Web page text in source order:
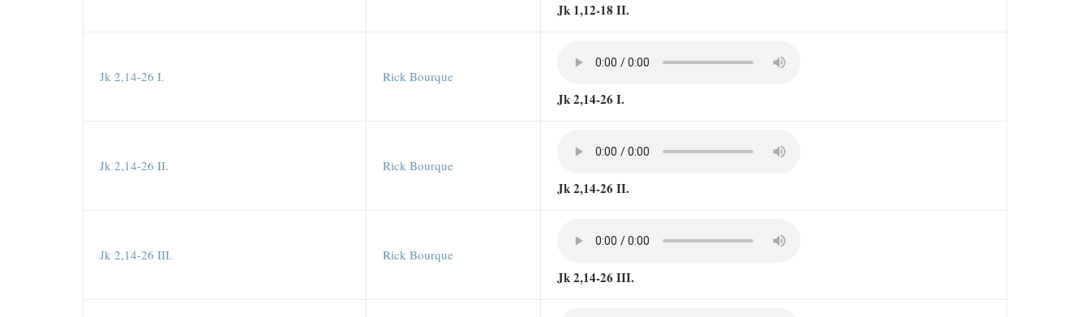
Jk 1,12-18 II.
Jk 2,14-26 I. Rick Bourque
Jk 2,14-26 I.
Jk 2,14-26 II. Rick Bourque
Jk 2,14-26 II.
Jk 2,14-26 III. Rick Bourque
Jk 2,14-26 III.